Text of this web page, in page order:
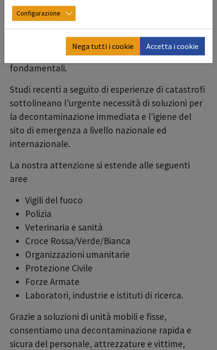
pericolose, incidenti in impianti chimici o
nucleari, raffinerie, epidemie animali o eventi
infettivi, le misure di protezione contro le
sostanze pericolose e nocive sono sempre
fondamentali.
Studi recenti a seguito di esperienze di catastrofi
sottolineano l'urgente necessità di soluzioni per
la decontaminazione immediata e l'igiene del
sito di emergenza a livello nazionale ed
internazionale.
La nostra attenzione si estende alle seguenti
aree
Vigili del fuoco
Polizia
Veterinaria e sanità
Croce Rossa/Verde/Bianca
Organizzazioni umanitarie
Protezione Civile
Forze Armate
Laboratori, industrie e istituti di ricerca.
Grazie a soluzioni di unità mobili e fisse,
consentiamo una decontaminazione rapida e
sicura del personale, attrezzature e vittime,
Configurazione
Nega tutti i cookie Accetta i cookie